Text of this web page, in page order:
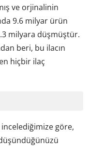
ve orjinalinin
9.6 milyar ürün
milyara düşmüştür.
beri, bu ilacın
hiçbir ilaç
göre,